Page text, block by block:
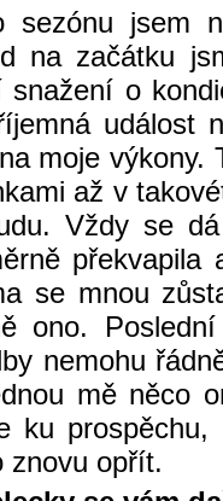
sezónu jsem
na začátku
snažení o
událost
moje výkony.
až v
Vždy se
se mnou
ono.
nemohu
mě něco
ku
znovu opřít.